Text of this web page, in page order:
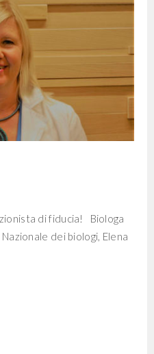
di fiducia! Biologa
dei biologi, Elena